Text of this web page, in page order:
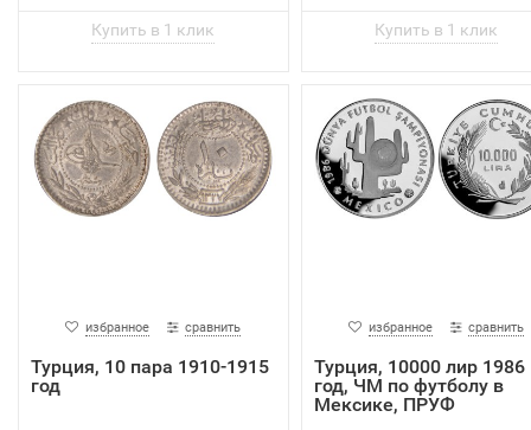
избранное сравнить
Турция, 10 пара 1910-1915
год
избранное сравнить
Турция, 10000 лир 1986
год, ЧМ по футболу в
Мексике, ПРУФ